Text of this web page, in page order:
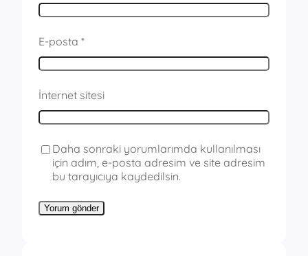
E-posta *
İnternet sitesi
Daha sonraki yorumlarımda kullanılması
için adım, e-posta adresim ve site adresim
bu tarayıcıya kaydedilsin.